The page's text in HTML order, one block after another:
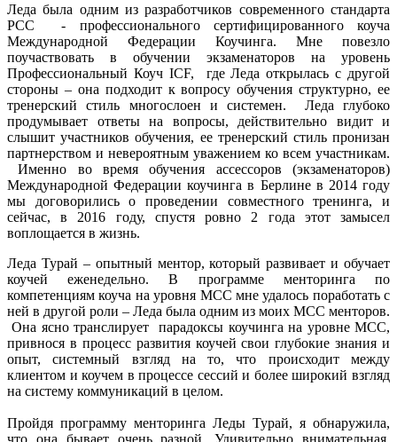
Леда была одним из разработчиков современного стандарта
РСС - профессионального сертифицированного коуча
Международной Федерации Коучинга. Мне повезло
поучаствовать в обучении экзаменаторов на уровень
Профессиональный Коуч ICF, где Леда открылась с другой
стороны – она подходит к вопросу обучения структурно, ее
тренерский стиль многослоен и системен. Леда глубоко
продумывает ответы на вопросы, действительно видит и
слышит участников обучения, ее тренерский стиль пронизан
партнерством и невероятным уважением ко всем участникам.
Именно во время обучения ассессоров (экзаменаторов)
Международной Федерации коучинга в Берлине в 2014 году
мы договорились о проведении совместного тренинга, и
сейчас, в 2016 году, спустя ровно 2 года этот замысел
воплощается в жизнь.
Леда Турай – опытный ментор, который развивает и обучает
коучей еженедельно. В программе менторинга по
компетенциям коуча на уровня МСС мне удалось поработать с
ней в другой роли – Леда была одним из моих МСС менторов.
Она ясно транслирует парадоксы коучинга на уровне МСС,
привнося в процесс развития коучей свои глубокие знания и
опыт, системный взгляд на то, что происходит между
клиентом и коучем в процессе сессий и более широкий взгляд
на систему коммуникаций в целом.
Пройдя программу менторинга Леды Турай, я обнаружила,
что она бывает очень разной. Удивительно внимательная,